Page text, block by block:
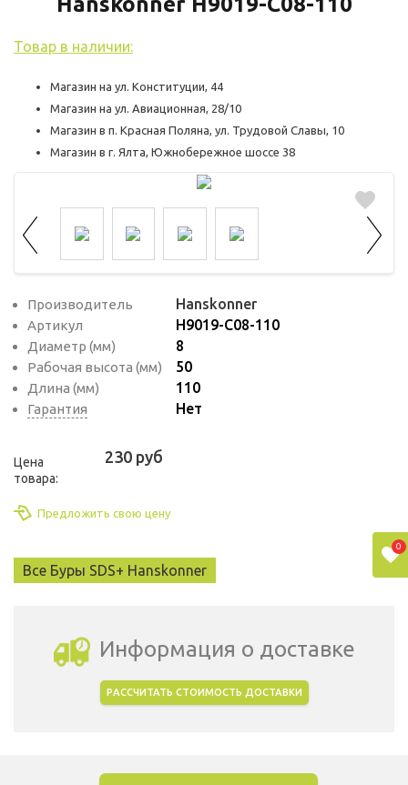
Товар в наличии:
Магазин на ул. Конституции, 44
Магазин на ул. Авиационная, 28/10
Магазин в п. Красная Поляна, ул. Трудовой Славы, 10
Магазин в г. Ялта, Южнобережное шоссе 38
Производитель Hanskonner
Артикул H9019-C08-110
Диаметр (мм) 8
Рабочая высота (мм) 50
Длина (мм) 110
Гарантия Нет
Цена
товара:
230 руб
Предложить свою цену
Все Буры SDS+ Hanskonner
Информация о доставке
РАССЧИТАТЬ СТОИМОСТЬ ДОСТАВКИ
0
помогают понять, как используется сайт,
и сделать функционал сайта максимально
удобным для пользователей.
Рекламные файлы cookie используются
для целей маркетинга и улучшения
качества рекламы. Эти файлы cookie
помогают обеспечить максимально
высокую точность и ценность содержания
для пользователей сайта.